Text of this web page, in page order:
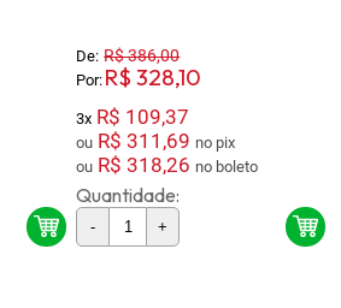
De: R$ 386,00
Por: R$ 328,10
3x R$ 109,37
ou R$ 311,69
no pix
ou R$ 318,26 no boleto
Quantidade:
- +